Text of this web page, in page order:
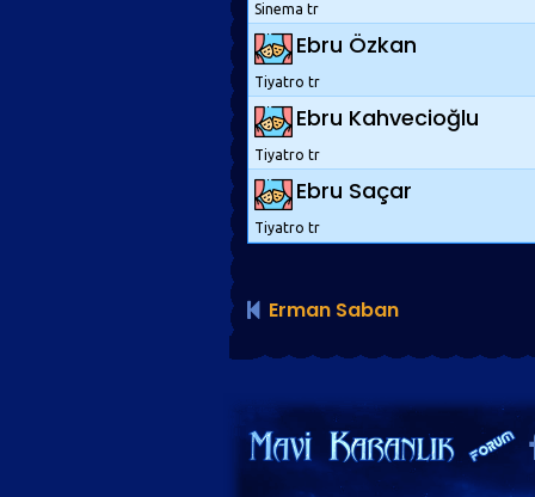
Sinema tr
Ebru Özkan
Tiyatro tr
Ebru Kahvecioğlu
Tiyatro tr
Ebru Saçar
Tiyatro tr
Erman Saban